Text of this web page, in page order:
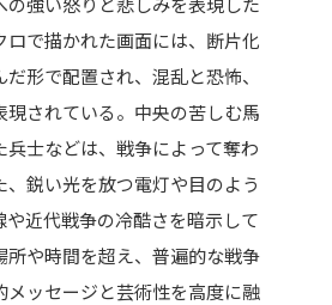
で描かれた画面には、断片化
形で配置され、混乱と恐怖、
されている。中央の苦しむ馬
士などは、戦争によって奪わ
鋭い光を放つ電灯や目のよう
近代戦争の冷酷さを暗示して
や時間を超え、普遍的な戦争
ッセージと芸術性を高度に融